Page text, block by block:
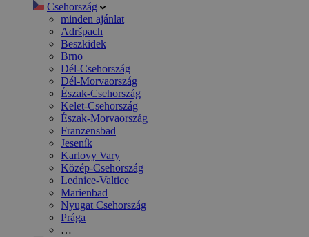
Csehország
minden ajánlat
Adršpach
Beszkidek
Brno
Dél-Csehország
Dél-Morvaország
Észak-Csehország
Kelet-Csehország
Észak-Morvaország
Franzensbad
Jeseník
Karlovy Vary
Közép-Csehország
Lednice-Valtice
Marienbad
Nyugat Csehország
Prága
…